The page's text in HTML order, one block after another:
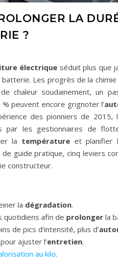
LA
?
électrique séduit plus que
Les progrès de la chimie
chaleur soudainement, un
peuvent encore grignoter l’
des pionniers de 2015,
par les gestionnaires de
la températureet planifier
de guide pratique, cinq leviers
constructeur.
la dégradation.
quotidiens afin de prolonger la
de pics d’intensité, plus d’
ajuster l’entretien.
au kilo.